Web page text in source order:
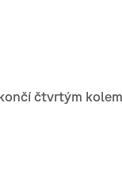
čtvrtým